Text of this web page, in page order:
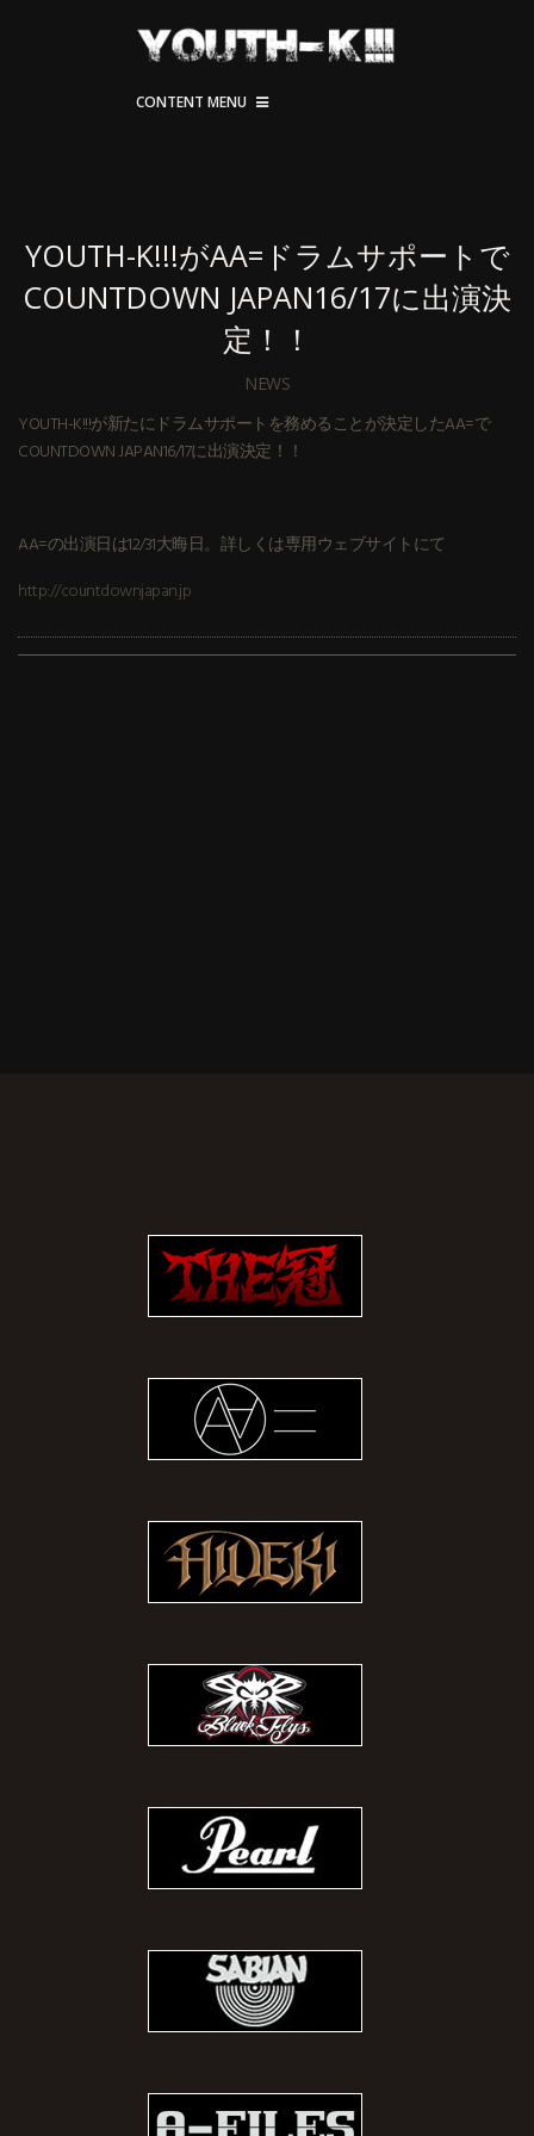
CONTENT MENU
YOUTH-K!!!がAA=ドラムサポートで
COUNTDOWN JAPAN16/17に出演決
定！！
NEWS
YOUTH-K!!!が新たにドラムサポートを務めることが決定したAA=で
COUNTDOWN JAPAN16/17に出演決定！！
AA=の出演日は12/31大晦日。詳しくは専用ウェブサイトにて
http://countdownjapan.jp